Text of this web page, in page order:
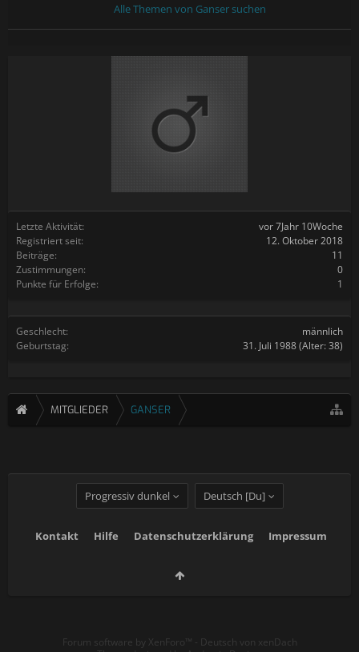
Letzte Aktivität:
vor 7Jahr 10Woche
Registriert seit:
12. Oktober 2018
Beiträge:
11
Zustimmungen:
0
Punkte für Erfolge:
1
Geschlecht:
männlich
Geburtstag:
31. Juli 1988(Alter: 38)
Alle Themen von Ganser suchen
MITGLIEDER GANSER
Progressiv dunkel Deutsch [Du]
Kontakt Hilfe Datenschutzerklärung Impressum
Forum software by XenForo™ - Deutsch von xenDach